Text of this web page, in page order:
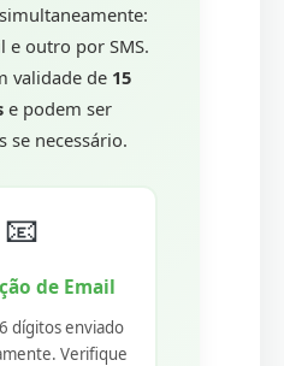
e outro por SMS.
validade de 15
e podem ser
se necessário.
📧
de Email
dígitos enviado
Verifique